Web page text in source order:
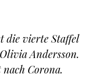
die vierte Staffel
Andersson.
Corona.